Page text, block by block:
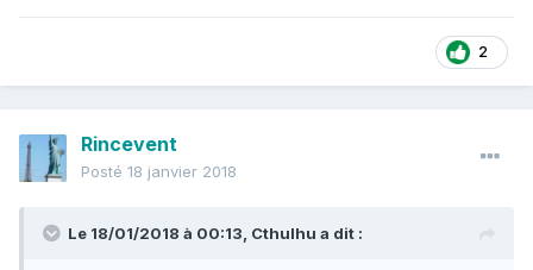
2
Rincevent
Posté 18 janvier 2018
Le 18/01/2018 à 00:13, Cthulhu a dit :